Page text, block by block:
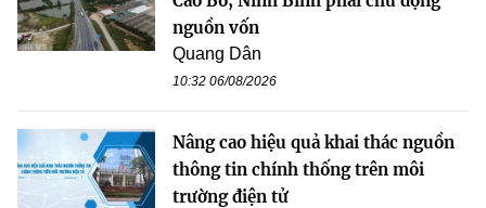
nguồn vốn
Quang Dân
10:32 06/08/2026
Nâng cao hiệu quả khai thác nguồn
thông tin chính thống trên môi
trường điện tử